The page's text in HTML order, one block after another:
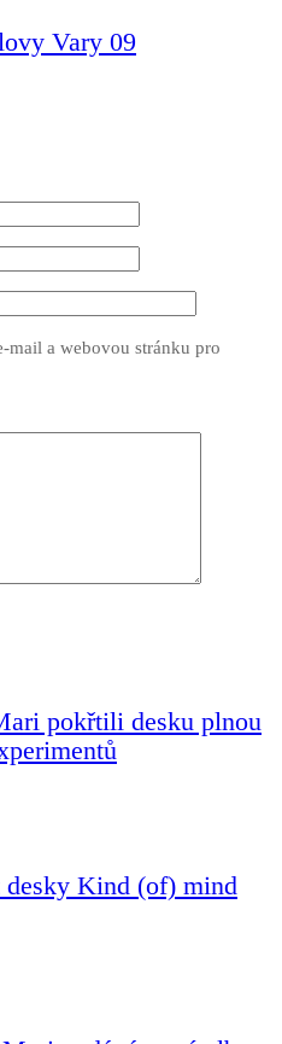
Vary 09
mail a webovou stránku pro
pokřtili desku plnou
desky Kind (of) mind